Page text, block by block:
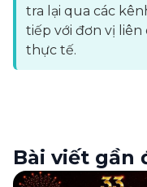
tra lại qua các
tiếp với đơn vị
thực tế.
Bài viết gần